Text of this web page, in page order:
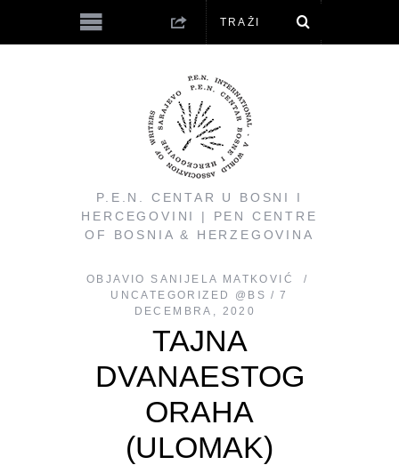
P.E.N. CENTAR U BOSNI I
HERCEGOVINI | PEN CENTRE
OF BOSNIA & HERZEGOVINA
OBJAVIO
SANIJELA MATKOVIĆ
UNCATEGORIZED @BS
7
DECEMBRA, 2020
TAJNA
DVANAESTOG
ORAHA
(ULOMAK)